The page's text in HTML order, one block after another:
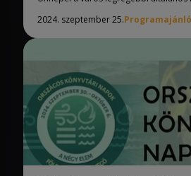
2024. szeptember 25.Programajánló